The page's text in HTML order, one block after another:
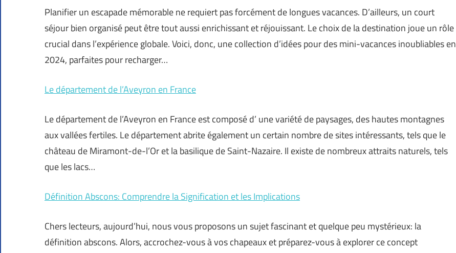
Planifier un escapade mémorable ne requiert pas forcément de longues vacances. D’ailleurs, un court
séjour bien organisé peut être tout aussi enrichissant et réjouissant. Le choix de la destination joue un rôle
crucial dans l’expérience globale. Voici, donc, une collection d’idées pour des mini-vacances inoubliables en
2024, parfaites pour recharger…
Le département de l’Aveyron en France
Le département de l’Aveyron en France est composé d’ une variété de paysages, des hautes montagnes
aux vallées fertiles. Le département abrite également un certain nombre de sites intéressants, tels que le
château de Miramont-de-l’Or et la basilique de Saint-Nazaire. Il existe de nombreux attraits naturels, tels
que les lacs…
Définition Abscons: Comprendre la Signification et les Implications
Chers lecteurs, aujourd’hui, nous vous proposons un sujet fascinant et quelque peu mystérieux: la
définition abscons. Alors, accrochez-vous à vos chapeaux et préparez-vous à explorer ce concept